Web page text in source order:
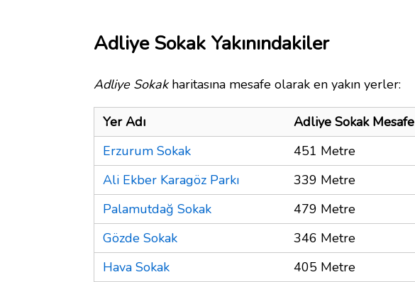
Adliye Sokak Yakınındakiler
Adliye Sokakharitasına mesafe olarak en yakın yerler:
Yer Adı
Adliye Sokak Mesafe
Erzurum Sokak
451 Metre
Ali Ekber Karagöz Parkı
339 Metre
Palamutdağ Sokak
479 Metre
Gözde Sokak
346 Metre
Hava Sokak
405 Metre